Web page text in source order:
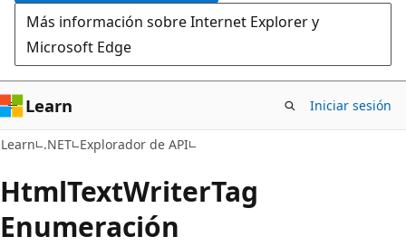
Más información sobre Internet Explorer y
Microsoft Edge
Learn Iniciar sesión
Learn .NET Explorador de API
HtmlTextWriterTag
Enumeración